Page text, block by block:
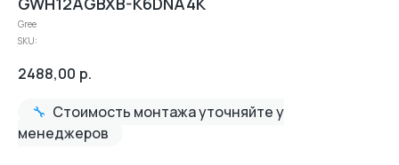
Gree
SKU:
2488,00 р.
🔧 Стоимость монтажа уточняйте у
менеджеров